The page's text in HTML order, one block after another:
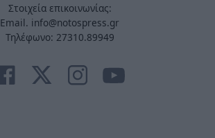
Στοιχεία επικοινωνίας:
Email. info@notospress.gr
Τηλέφωνο: 27310.89949